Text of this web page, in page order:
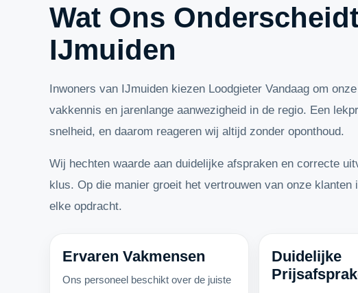
Wat Ons
IJmuiden
Inwoners van IJmuiden kiezen Loodgieter Vandaag om
vakkennis en jarenlange aanwezigheid in de regio. Een
snelheid, en daarom reageren wij altijd zonder oponthoud.
Wij hechten waarde aan duidelijke afspraken en correcte
klus. Op die manier groeit het vertrouwen van onze klanten
elke opdracht.
Ervaren Vakmensen
Ons personeel beschikt over de juiste
Duidelijke